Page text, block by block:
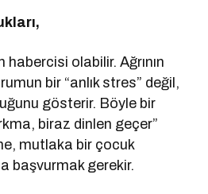
habercisi olabilir. Ağrının
bir “anlık stres” değil,
gösterir. Böyle bir
biraz dinlen geçer”
mutlaka bir çocuk
başvurmak gerekir.